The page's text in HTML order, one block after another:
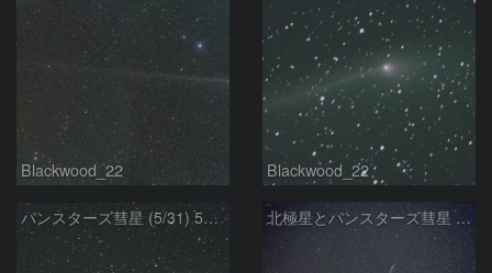
Blackwood_22 Blackwood_22
パンスターズ彗星 (5/31) 500ｍｍ 北極星とパンスターズ彗星 (5/31) 70ｍｍ